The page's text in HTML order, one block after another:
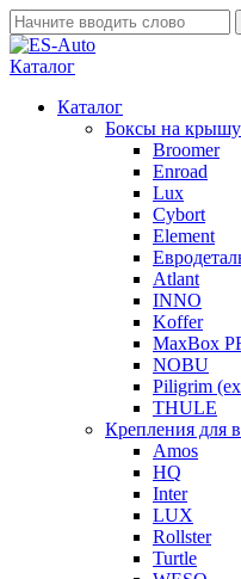
Каталог
Каталог
Боксы на
Broomer
Enroad
Lux
Cybort
Element
Atlant
INNO
Koffer
MaxBox
NOBU
Piligrim
THULE
Крепления для
Amos
HQ
Inter
LUX
Rollster
Turtle